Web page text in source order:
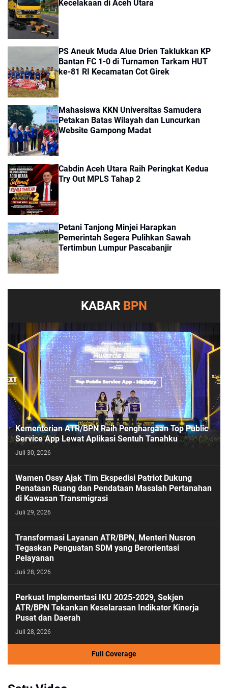
Kecelakaan di Aceh Utara
PS Aneuk Muda Alue Drien Taklukkan KP
Bantan FC 1-0 di Turnamen Tarkam HUT
ke-81 RI Kecamatan Cot Girek
Mahasiswa KKN Universitas Samudera
Petakan Batas Wilayah dan Luncurkan
Website Gampong Madat
Cabdin Aceh Utara Raih Peringkat Kedua
Try Out MPLS Tahap 2
Petani Tanjong Minjei Harapkan
Pemerintah Segera Pulihkan Sawah
Tertimbun Lumpur Pascabanjir
KABAR BPN
Kementerian ATR/BPN Raih Penghargaan Top Public
Service App Lewat Aplikasi Sentuh Tanahku
Juli 30, 2026
Wamen Ossy Ajak Tim Ekspedisi Patriot Dukung
Penataan Ruang dan Pendataan Masalah Pertanahan
di Kawasan Transmigrasi
Juli 29, 2026
Transformasi Layanan ATR/BPN, Menteri Nusron
Tegaskan Penguatan SDM yang Berorientasi
Pelayanan
Juli 28, 2026
Perkuat Implementasi IKU 2025-2029, Sekjen
ATR/BPN Tekankan Keselarasan Indikator Kinerja
Pusat dan Daerah
Juli 28, 2026
Full Coverage